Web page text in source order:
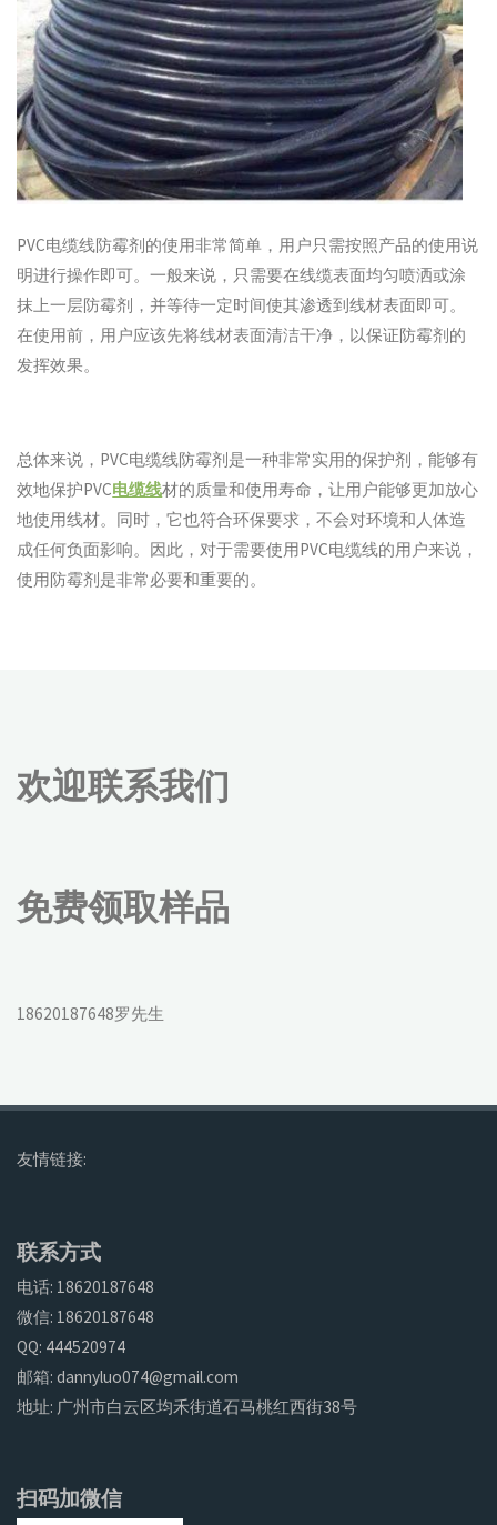
PVC电缆线防霉剂的使用非常简单，用户只需按照产品的使用说
明进行操作即可。一般来说，只需要在线缆表面均匀喷洒或涂
抹上一层防霉剂，并等待一定时间使其渗透到线材表面即可。
在使用前，用户应该先将线材表面清洁干净，以保证防霉剂的
发挥效果。
总体来说，PVC电缆线防霉剂是一种非常实用的保护剂，能够有
效地保护PVC电缆线材的质量和使用寿命，让用户能够更加放心
地使用线材。同时，它也符合环保要求，不会对环境和人体造
成任何负面影响。因此，对于需要使用PVC电缆线的用户来说，
使用防霉剂是非常必要和重要的。
欢迎联系我们
免费领取样品
18620187648罗先生
友情链接:
联系方式
电话: 18620187648
微信: 18620187648
QQ: 444520974
邮箱: dannyluo074@gmail.com
地址: 广州市白云区均禾街道石马桃红西街38号
扫码加微信